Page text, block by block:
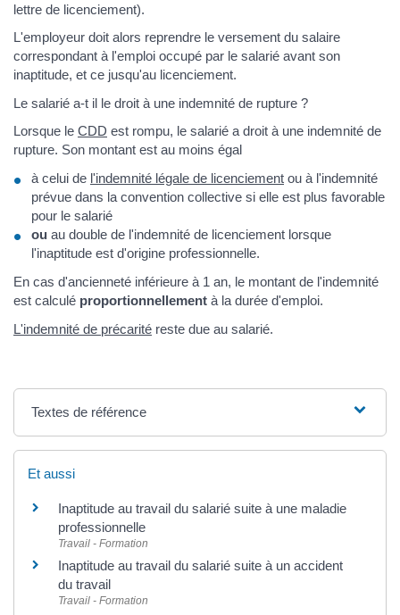
lettre de licenciement).
L'employeur doit alors reprendre le versement du salaire
correspondant à l'emploi occupé par le salarié avant son
inaptitude, et ce jusqu'au licenciement.
Le salarié a-t il le droit à une indemnité de rupture ?
Lorsque le CDD est rompu, le salarié a droit à une indemnité de
rupture. Son montant est au moins égal
à celui de l'indemnité légale de licenciement ou à l'indemnité
prévue dans la convention collective si elle est plus favorable
pour le salarié
ou au double de l'indemnité de licenciement lorsque
l'inaptitude est d'origine professionnelle.
En cas d'ancienneté inférieure à 1 an, le montant de l'indemnité
est calculé proportionnellement à la durée d'emploi.
L'indemnité de précarité reste due au salarié.
Textes de référence
Et aussi
Inaptitude au travail du salarié suite à une maladie
professionnelle
Travail - Formation
Inaptitude au travail du salarié suite à un accident
du travail
Travail - Formation